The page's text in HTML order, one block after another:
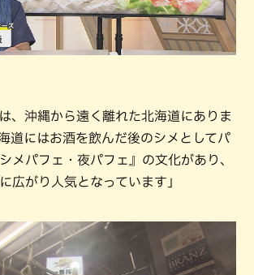
、沖縄から遠く離れた北海道にありま
道にはお酒を飲んだ後のシメとしてパ
メパフェ・夜パフェ』の文化があり、
広がり人気となっています」